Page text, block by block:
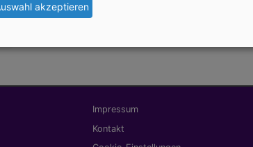
Fußbereichsmenü
Impressum
Kontakt
akzeptieren